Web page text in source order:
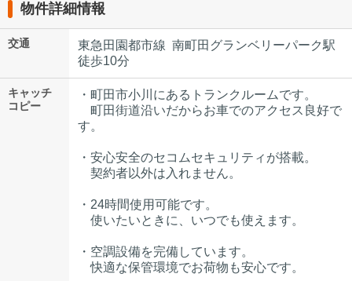
物件詳細情報
交通
東急田園都市線 南町田グランベリーパーク駅
徒歩10分
キャッチ
コピー
・町田市小川にあるトランクルームです。
町田街道沿いだからお車でのアクセス良好で
す。
・安心安全のセコムセキュリティが搭載。
契約者以外は入れません。
・24時間使用可能です。
使いたいときに、いつでも使えます。
・空調設備を完備しています。
快適な保管環境でお荷物も安心です。